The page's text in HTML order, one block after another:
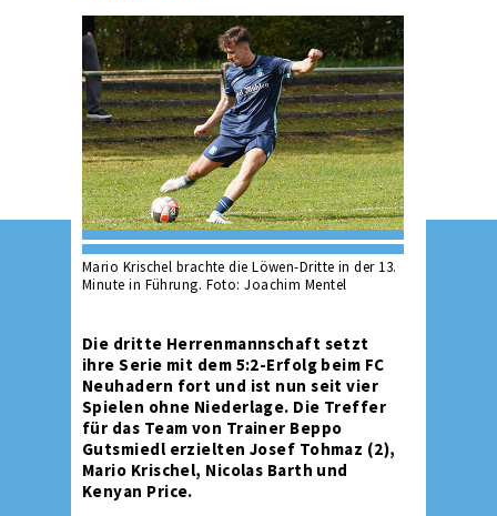
Mario Krischel brachte die Löwen-Dritte in der 13.
Minute in Führung. Foto: Joachim Mentel
Die dritte Herrenmannschaft setzt
ihre Serie mit dem 5:2-Erfolg beim FC
Neuhadern fort und ist nun seit vier
Spielen ohne Niederlage. Die Treffer
für das Team von Trainer Beppo
Gutsmiedl erzielten Josef Tohmaz (2),
Mario Krischel, Nicolas Barth und
Kenyan Price.